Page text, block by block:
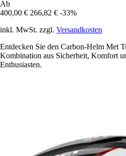
Ab
400,00 € 266,82 € -33%
inkl. MwSt. zzgl. Versandkosten
Entdecken Sie den Carbon-Helm Met
Kombination aus Sicherheit, Komfort
Enthusiasten.